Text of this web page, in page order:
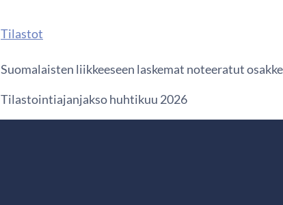
Tilastot
Suomalaisten liikkeeseen laskemat noteeratut
Tilastointiajanjakso huhtikuu 2026